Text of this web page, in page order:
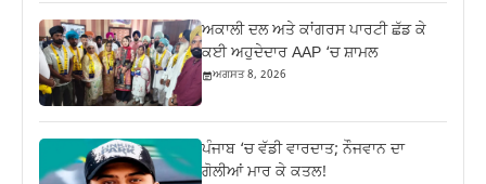
ਅਕਾਲੀ ਦਲ ਅਤੇ ਕਾਂਗਰਸ ਪਾਰਟੀ ਛੱਡ ਕੇ
ਕਈ ਅਹੁਦੇਦਾਰ AAP ‘ਚ ਸ਼ਾਮਲ
ਅਗਸਤ 8, 2026
ਪੰਜਾਬ ‘ਚ ਵੱਡੀ ਵਾਰਦਾਤ; ਨੌਜਵਾਨ ਦਾ
ਗੋਲੀਆਂ ਮਾਰ ਕੇ ਕਤਲ!